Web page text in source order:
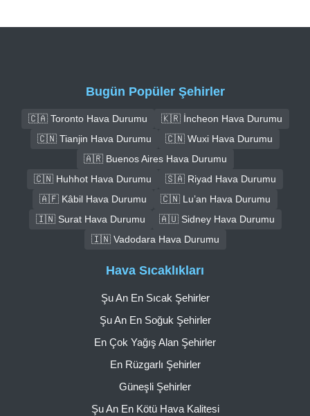
Bugün Popüler Şehirler
🇨🇦 Toronto Hava Durumu
🇰🇷 İncheon Hava Durumu
🇨🇳 Tianjin Hava Durumu
🇨🇳 Wuxi Hava Durumu
🇦🇷 Buenos Aires Hava Durumu
🇨🇳 Huhhot Hava Durumu
🇸🇦 Riyad Hava Durumu
🇦🇫 Kâbil Hava Durumu
🇨🇳 Lu’an Hava Durumu
🇮🇳 Surat Hava Durumu
🇦🇺 Sidney Hava Durumu
🇮🇳 Vadodara Hava Durumu
Hava Sıcaklıkları
Şu An En Sıcak Şehirler
Şu An En Soğuk Şehirler
En Çok Yağış Alan Şehirler
En Rüzgarlı Şehirler
Güneşli Şehirler
Şu An En Kötü Hava Kalitesi